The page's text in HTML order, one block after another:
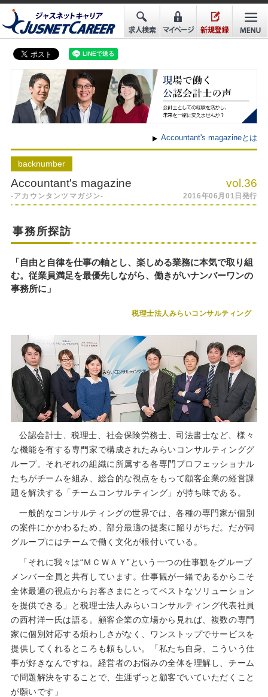
Accountant's magazineとは
backnumber
Accountant's magazine vol.36
-アカウンタンツマガジン- 2016年06月01日発行
事務所探訪
「自由と自律を仕事の軸とし、楽しめる業務に本気で取り組
む。従業員満足を最優先しながら、働きがいナンバーワンの
事務所に」
税理士法人みらいコンサルティング
公認会計士、税理士、社会保険労務士、司法書士など、様々
な機能を有する専門家で構成されたみらいコンサルティンググ
ループ。それぞれの組織に所属する各専門プロフェッショナル
たちがチームを組み、総合的な視点をもって顧客企業の経営課
題を解決する「チームコンサルティング」が持ち味である。
一般的なコンサルティングの世界では、各種の専門家が個別
の案件にかかわるため、部分最適の提案に陥りがちだ。だが同
グループにはチームで働く文化が根付いている。
「それに我々は“ＭＣＷＡＹ”という一つの仕事観をグループ
メンバー全員と共有しています。仕事観が一緒であるからこそ
全体最適の視点からお客さまにとってベストなソリューション
を提供できる」と税理士法人みらいコンサルティング代表社員
の西村洋一氏は語る。顧客企業の立場から見れば、複数の専門
家に個別対応する煩わしさがなく、ワンストップでサービスを
提供してくれるところも頼もしい。「私たち自身、こういう仕
事が好きなんですね。経営者のお悩みの全体を理解し、チーム
で問題解決をすることで、生涯ずっと顧客でいていただくこと
が願いです」